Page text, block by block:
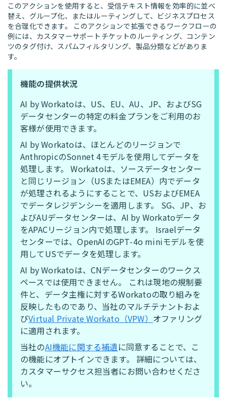
このアクションを使用すると、受信テキスト情報を効率的に並べ
替え、グループ化、またはルーティングして、ビジネスプロセス
を合理化できます。 このアクションで拡張できるワークフローの
例には、カスタマーサポートチケットのルーティング、コンテン
ツのタグ付け、スパムフィルタリング、製品分類などがありま
す。
機能の提供状況
AI by Workatoは、US、EU、AU、JP、およびSG
データセンターの特定の料金プランをご利用のお
客様が使用できます。
AI by Workatoは、ほとんどのリージョンで
AnthropicのSonnet 4モデルを使用してデータを
処理します。 Workatoは、ソースデータセンター
と同じリージョン（USまたはEMEA）内でデータ
が処理されるようにすることで、USおよびEMEA
でデータレジデンシーを適用します。 SG、JP、お
よびAUデータセンターは、AI by Workatoデータ
をAPACリージョン内で処理します。 Israelデータ
センターでは、OpenAIのGPT‑4o miniモデルを使
用してUSでデータを処理します。
AI by Workatoは、CNデータセンターのワークス
ペースでは使用できません。 これは現地の規制要
件と、データ主権に対するWorkatoの取り組みを
反映したものであり、当社のマルチテナントおよ
びVirtual Private Workato（VPW） オファリング
に適用されます。
当社のAI機能に関する補遺に同意することで、こ
の機能にオプトインできます。 詳細については、
カスタマーサクセス担当者にお問い合わせくださ
い。